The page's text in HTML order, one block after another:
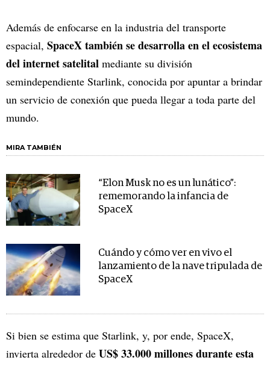
Además de enfocarse en la industria del transporte
espacial, SpaceX también se desarrolla en el ecosistema
del internet satelital mediante su división
semindependiente Starlink, conocida por apuntar a brindar
un servicio de conexión que pueda llegar a toda parte del
mundo.
MIRA TAMBIÉN
“Elon Musk no es un lunático”:
rememorando la infancia de
SpaceX
Cuándo y cómo ver en vivo el
lanzamiento de la nave tripulada de
SpaceX
Si bien se estima que Starlink, y, por ende, SpaceX,
invierta alrededor de US$ 33.000 millones durante esta